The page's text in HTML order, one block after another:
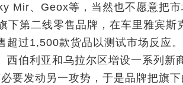
Mir、Geox等，当然也不愿意把
第二线零售品牌，在车里雅宾斯
超过1,500款货品以测试市场反应
西伯利亚和乌拉尔区增设一系列新
要发动另一攻势，于是品牌把旗